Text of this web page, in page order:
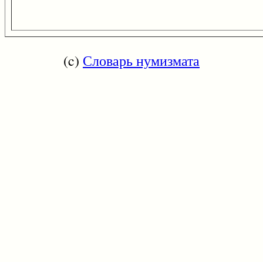
(c) Словарь нумизмата